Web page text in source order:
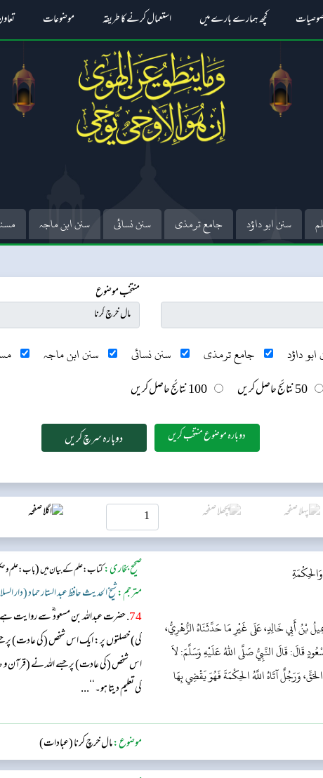
کچھ ہمارے بارے میں استعمال کرنے کا طریقہ موضوعات
سنن ابو داؤد جامع ترمذی سنن نسائی سنن ابن ماجہ
منتخب موضوع
داؤد جامع ترمذی سنن نسائی سنن ابن ماجہ
50 نتائج حاصل کریں 100 نتائج حاصل کریں
دوبارہ موضوع منتخب کریں
بْنُ أَبِي خَالِدٍ، عَلَى غَيْرِ مَا حَدَّثَنَاهُ الزُّهْرِيُّ،
قَالَ النَّبِيُّ صَلَّى اللهُ عَلَيْهِ وَسَلَّمَ: لاَ
وَرَجُلٌ آتَاهُ اللَّهُ الحِكْمَةَ فَهُوَ يَقْضِي بِهَا
صحیح بخاری:کتاب: علم کے بیان میں(باب:علم و
مترجم:شیخ الحدیث حافظ عبد الستار حماد (دار
74 . حضرت عبداللہ بن مسعود ؓ سے روایت
کی) خصلتوں پر: ایک اس شخص (کی عادت) پر جسے
اس شخص (کی عادت) پر جسے اللہ نے (قرآن و
کی تعلیم دیتا ہو۔‘‘...
موضوع:مال خرچ کرنا (عبادات)